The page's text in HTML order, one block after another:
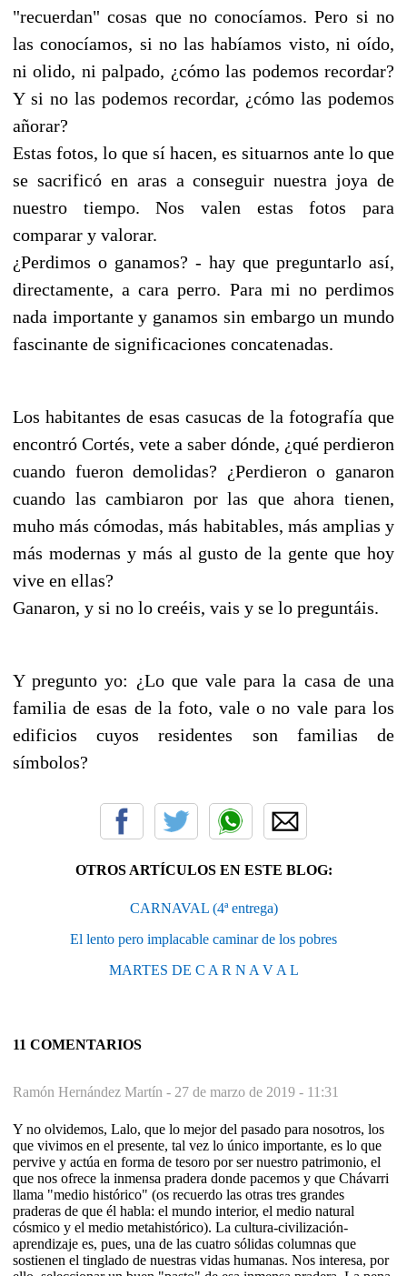
"recuerdan" cosas que no conocíamos. Pero si no
las conocíamos, si no las habíamos visto, ni oído,
ni olido, ni palpado, ¿cómo las podemos recordar?
Y si no las podemos recordar, ¿cómo las podemos
añorar?
Estas fotos, lo que sí hacen, es situarnos ante lo que
se sacrificó en aras a conseguir nuestra joya de
nuestro tiempo. Nos valen estas fotos para
comparar y valorar.
¿Perdimos o ganamos? - hay que preguntarlo así,
directamente, a cara perro. Para mi no perdimos
nada importante y ganamos sin embargo un mundo
fascinante de significaciones concatenadas.
Los habitantes de esas casucas de la fotografía que
encontró Cortés, vete a saber dónde, ¿qué perdieron
cuando fueron demolidas? ¿Perdieron o ganaron
cuando las cambiaron por las que ahora tienen,
muho más cómodas, más habitables, más amplias y
más modernas y más al gusto de la gente que hoy
vive en ellas?
Ganaron, y si no lo creéis, vais y se lo preguntáis.
Y pregunto yo: ¿Lo que vale para la casa de una
familia de esas de la foto, vale o no vale para los
edificios cuyos residentes son familias de
símbolos?
OTROS ARTÍCULOS EN ESTE BLOG:
CARNAVAL (4ª entrega)
El lento pero implacable caminar de los pobres
MARTES DE C A R N A V A L
11 COMENTARIOS
Ramón Hernández Martín - 27 de marzo de 2019 - 11:31
Y no olvidemos, Lalo, que lo mejor del pasado para nosotros, los
que vivimos en el presente, tal vez lo único importante, es lo que
pervive y actúa en forma de tesoro por ser nuestro patrimonio, el
que nos ofrece la inmensa pradera donde pacemos y que Chávarri
llama "medio histórico" (os recuerdo las otras tres grandes
praderas de que él habla: el mundo interior, el medio natural
cósmico y el medio metahistórico). La cultura-civilización-
aprendizaje es, pues, una de las cuatro sólidas columnas que
sostienen el tinglado de nuestras vidas humanas. Nos interesa, por